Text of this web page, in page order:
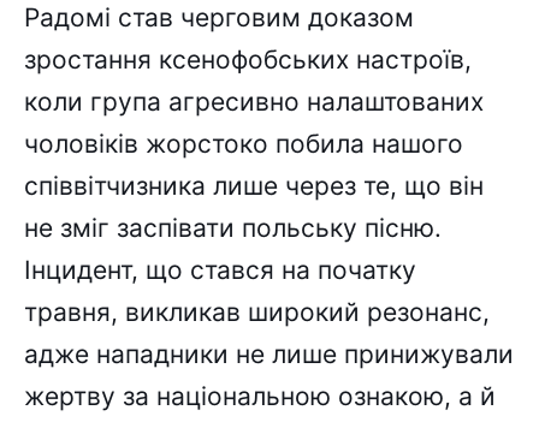
Радомі став черговим доказом
зростання ксенофобських настроїв,
коли група агресивно налаштованих
чоловіків жорстоко побила нашого
співвітчизника лише через те, що він
не зміг заспівати польську пісню.
Інцидент, що стався на початку
травня, викликав широкий резонанс,
адже нападники не лише принижували
жертву за національною ознакою, а й